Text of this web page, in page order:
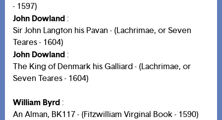
- 1597)
John Dowland :
Sir John Langton his Pavan - (Lachrimae, or Seven
Teares - 1604)
John Dowland :
The King of Denmark his Galliard - (Lachrimae, or
Seven Teares - 1604)
William Byrd :
An Alman, BK117 - (Fitzwilliam Virginal Book - 1590)